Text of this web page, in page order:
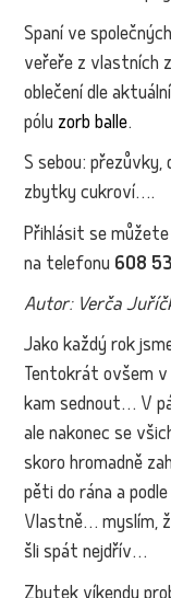
Spaní ve
veřeře z vlastních
oblečení dle
pólu zorb balle.
S sebou:
zbytky cukroví….
Přihlásit se můžete
na telefonu 608
Autor: Verča
Jako každý rok
Tentokrát ovšem v
kam sednout… V
ale nakonec se
skoro hromadně
pěti do rána a
Vlastně… myslím,
šli spát nejdřív…